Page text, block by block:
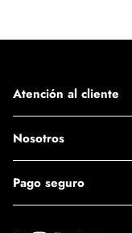
Atención al cliente
Nosotros
Pago seguro